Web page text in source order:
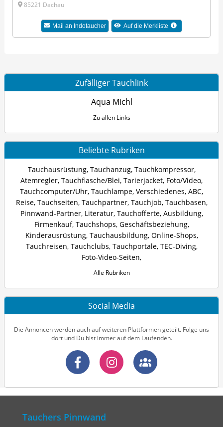
85221 Dachau
Mail an Indotaucher Auf die Merkliste
Zufälliger Tauchlink
Aqua Michl
Zu allen Links
Beliebte Rubriken
Tauchausrüstung, Tauchanzug, Tauchkompressor,
Atemregler, Tauchflasche/Blei, Tarierjacket, Foto/Video,
Tauchcomputer/Uhr, Tauchlampe, Verschiedenes, ABC,
Reise, Tauchseiten, Tauchpartner, Tauchjob, Tauchbasen,
Pinnwand-Partner, Literatur, Tauchofferte, Ausbildung,
Firmenkauf, Tauchshops, Geschäftsbeziehung,
Kinderausrüstung, Tauchausbildung, Online-Shops,
Tauchreisen, Tauchclubs, Tauchportale, TEC-Diving,
Foto-Video-Seiten,
Alle Rubriken
Social Media
Die Annoncen werden auch auf weiteren Plattformen geteilt. Folge uns
dort und Du bist immer auf dem Laufenden.
Tauchers Pinnwand